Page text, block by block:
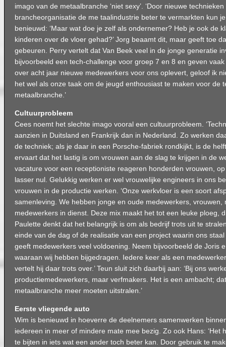
imago van de metaalbranche ‘niet sexy’. ‘Door nieuwe
brancheorganisatie de me taalindustrie beter te vermarkten kun je
benieuwd: ‘Maar wat doe je zelf als ondernemer? Heb je ook de
kinderen over de vloer gehad?’ Jorg beaamt dit, maar geeft toe
gebeuren. Perry vertelt dat Van Beek veel in de jonge generatie
bijvoorbeeld een tech-challenge voor groep 7 en 8 en geven
over acht jaar nieuwe medewerkers voor ons oplevert, geloof ik
het wel als onze taak om de jeugd enthousiast te maken voor de
metaalbranche.’
Cultuurprobleem
Cees noemt het slechte imago vooral een cultuurprobleem.
aanzien in Duitsland en Frankrijk dan in Nederland. Zo werken
de techniek; als je daar in een Porsche-fabriek rondkijkt, is de
ervaart dat het lastig is om vrouwen aan de slag te krijgen in de
vacature voor een receptioniste reageren honderden vrouwen,
lasser nul. Gelukkig werken er wel vrouwelijke engineers in ons
vrouwen in de productie werken. ‘Onze werkvloer is een soort
samenleving. We hebben jonge en oude medewerkers, vrouwen,
medewerkers in dienst. Deze mix maakt het tot een leuke ploeg,
Paulette denkt dat het belangrijk is om als bedrijf trots uit te
einde van de dag of de realisatie van een project waarin ons
geeft medewerkers veel voldoening. Neem bijvoorbeeld de Joris
waaraan wij hebben bijgedragen. Iedere keer als een
vertelt hij daar trots over.’ Teun sluit zich daarbij aan: ‘Bij ons
productiemedewerkers, maar verfmakers. Het is een ambacht;
metaalbranche meer moeten uitstralen.’
Eerste vliegende auto
Wim is benieuwd in hoeverre de deelnemers samenwerken
iedereen in meer of mindere mate mee bezig. Zo ook Hans: ‘Het
te bijten in iets wat een ander toch beter kan. Door gebruik te